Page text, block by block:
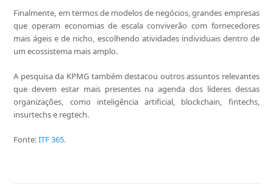
Finalmente, em termos de modelos de negócios, grandes empresas
que operam economias de escala conviverão com fornecedores
mais ágeis e de nicho, escolhendo atividades individuais dentro de
um ecossistema mais amplo.
A pesquisa da KPMG também destacou outros assuntos relevantes
que devem estar mais presentes na agenda dos líderes dessas
organizações, como inteligência artificial, blockchain, fintechs,
insurtechs e regtech.
Fonte:ITF 365.